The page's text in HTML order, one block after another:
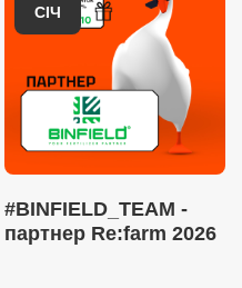
СІЧ
#BINFIELD_TEAM -
партнер Re:farm 2026